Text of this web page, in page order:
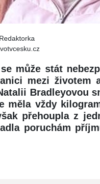
může stát
mezi životem
Bradleyovou
měla vždy
přehoupla z
poruchám